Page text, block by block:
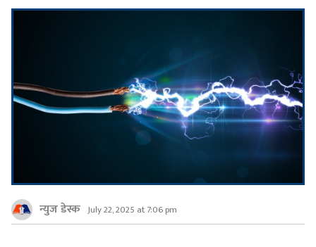
न्युज डेस्क July 22, 2025 at 7:06 pm